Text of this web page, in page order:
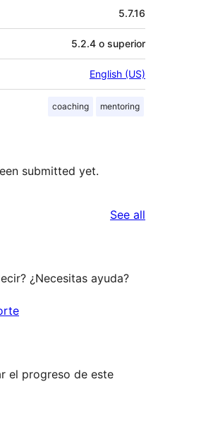
5.7.16
5.2.4 o superior
English (US)
coaching mentoring
submitted yet.
See all
¿Necesitas ayuda?
el progreso de este